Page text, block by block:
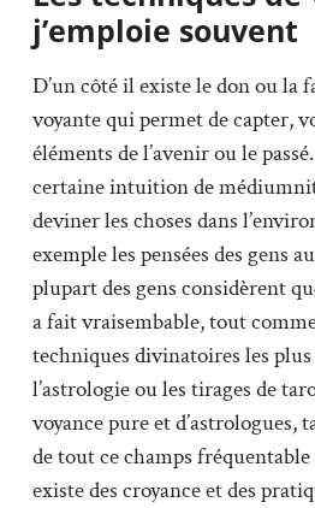
j’emploie souvent
D’un côté il existe le don ou la
voyante qui permet de capter,
éléments de l’avenir ou le
certaine intuition de
deviner les choses dans
exemple les pensées des gens
plupart des gens considèrent
a fait vraisembable, tout
techniques divinatoires les
l’astrologie ou les tirages de
voyance pure et d’astrologues,
de tout ce champs fréquentable
existe des croyance et des